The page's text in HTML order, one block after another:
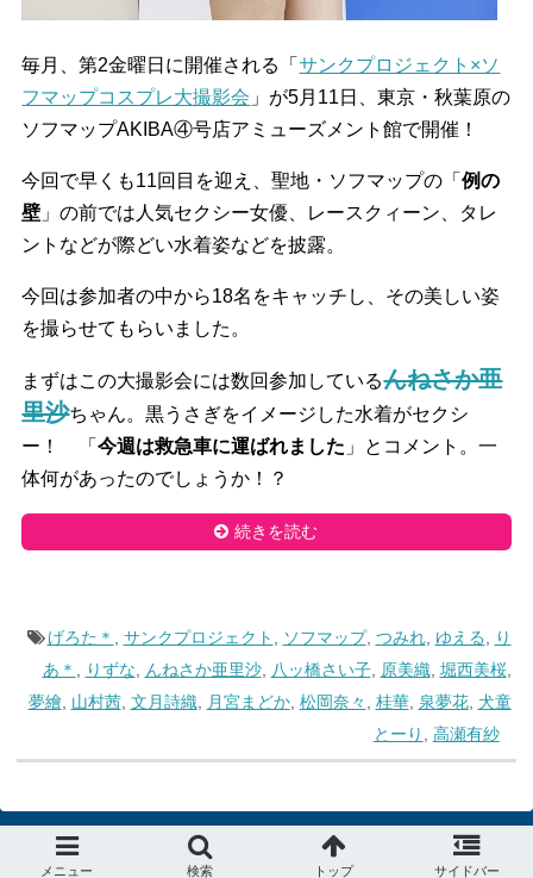
毎月、第2金曜日に開催される「サンクプロジェクト×ソ
フマップコスプレ大撮影会 」が5月11日、東京・秋葉原の
ソフマップAKIBA④号店アミューズメント館で開催！
今回で早くも11回目を迎え、聖地・ソフマップの「例の
壁 」の前では人気セクシー女優、レースクィーン、タレ
ントなどが際どい水着姿などを披露。
今回は参加者の中から18名をキャッチし、その美しい姿
を撮らせてもらいました。
まずはこの大撮影会には数回参加しているんねさか亜
里沙ちゃん。黒うさぎをイメージした水着がセクシ
ー！ 「今週は救急車に運ばれました 」とコメント。一
体何があったのでしょうか！？
続きを読む
げろた＊ サンクプロジェクト ソフマップ, つみれ, ゆえる
り
あ＊
りずな んねさか亜里沙, 八ッ橋さい子, 原美織, 堀西美桜,
夢繪, 山村茜, 文月詩織, 月宮まどか, 松岡奈々 桂華, 泉夢花, 犬童
とーり
高瀬有紗
© 2015 デラべっぴんニュース